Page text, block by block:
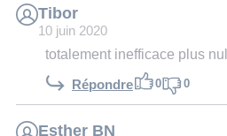
Tibor
10 juin 2020
totalement inefficace plus
Répondre 0 0
Esther BN